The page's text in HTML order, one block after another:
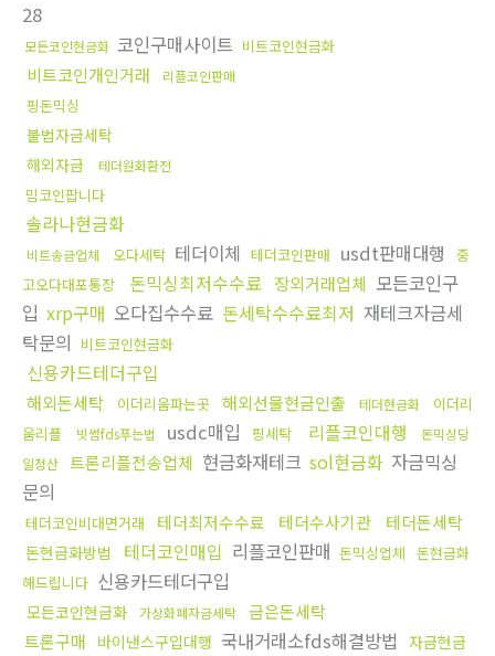
28
모든코인현금화 코인구매사이트 비트코인현금화
비트코인개인거래 리플코인판매
핑돈믹싱
불법자금세탁
해외자금
테더원화환전
밈코인팝니다
솔라나현금화
비트송금업체 오다세탁 테더이체 테더코인판매 usdt판매대행
중
고오다대포통장
돈믹싱최저수수료 장외거래업체 모든코인구
입 xrp구매 오다집수수료 돈세탁수수료최저 재테크자금세
탁문의 비트코인현금화
신용카드테더구입
해외돈세탁 이더리움파는곳 해외선물현금인출 테더현금화
이더리
움리플
빗썸fds푸는법 usdc매입 핑세탁 리플코인대행
돈믹싱당
일정산 트론리플전송업체 현금화재테크 sol현금화 자금믹싱
문의
테더코인비대면거래 테더최저수수료 테더수사기관 테더돈세탁
돈현금화방법 테더코인매입 리플코인판매 돈믹싱업체 돈현금화
해드립니다 신용카드테더구입
모든코인현금화 가상화폐자금세탁
금은돈세탁
트론구매 바이낸스구입대행 국내거래소fds해결방법 자금현금